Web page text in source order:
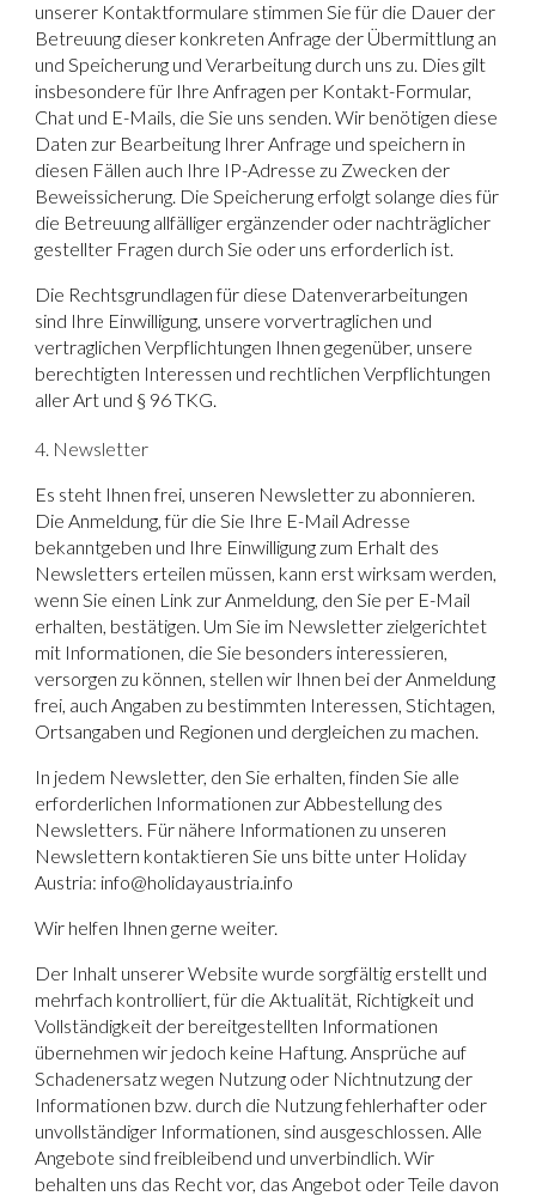
unserer Kontaktformulare stimmen Sie für die Dauer der
Betreuung dieser konkreten Anfrage der Übermittlung an
und Speicherung und Verarbeitung durch uns zu. Dies gilt
insbesondere für Ihre Anfragen per Kontakt-Formular,
Chat und E-Mails, die Sie uns senden. Wir benötigen diese
Daten zur Bearbeitung Ihrer Anfrage und speichern in
diesen Fällen auch Ihre IP-Adresse zu Zwecken der
Beweissicherung. Die Speicherung erfolgt solange dies für
die Betreuung allfälliger ergänzender oder nachträglicher
gestellter Fragen durch Sie oder uns erforderlich ist.
Die Rechtsgrundlagen für diese Datenverarbeitungen
sind Ihre Einwilligung, unsere vorvertraglichen und
vertraglichen Verpflichtungen Ihnen gegenüber, unsere
berechtigten Interessen und rechtlichen Verpflichtungen
aller Art und § 96 TKG.
4. Newsletter
Es steht Ihnen frei, unseren Newsletter zu abonnieren.
Die Anmeldung, für die Sie Ihre E-Mail Adresse
bekanntgeben und Ihre Einwilligung zum Erhalt des
Newsletters erteilen müssen, kann erst wirksam werden,
wenn Sie einen Link zur Anmeldung, den Sie per E-Mail
erhalten, bestätigen. Um Sie im Newsletter zielgerichtet
mit Informationen, die Sie besonders interessieren,
versorgen zu können, stellen wir Ihnen bei der Anmeldung
frei, auch Angaben zu bestimmten Interessen, Stichtagen,
Ortsangaben und Regionen und dergleichen zu machen.
In jedem Newsletter, den Sie erhalten, finden Sie alle
erforderlichen Informationen zur Abbestellung des
Newsletters. Für nähere Informationen zu unseren
Newslettern kontaktieren Sie uns bitte unter Holiday
Austria: info@holidayaustria.info
Wir helfen Ihnen gerne weiter.
Der Inhalt unserer Website wurde sorgfältig erstellt und
mehrfach kontrolliert, für die Aktualität, Richtigkeit und
Vollständigkeit der bereitgestellten Informationen
übernehmen wir jedoch keine Haftung. Ansprüche auf
Schadenersatz wegen Nutzung oder Nichtnutzung der
Informationen bzw. durch die Nutzung fehlerhafter oder
unvollständiger Informationen, sind ausgeschlossen. Alle
Angebote sind freibleibend und unverbindlich. Wir
behalten uns das Recht vor, das Angebot oder Teile davon